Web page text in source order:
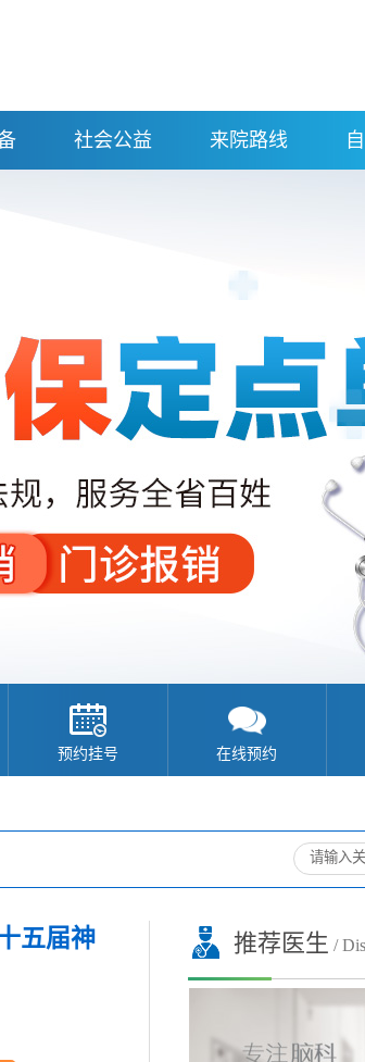
社会公益 来院路线
预约挂号 在线预约
五届神
推荐医生 /